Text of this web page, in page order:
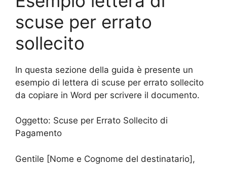
scuse per errato
sollecito
In questa sezione della guida è presente un
esempio di lettera di scuse per errato sollecito
da copiare in Word per scrivere il documento.
Oggetto: Scuse per Errato Sollecito di
Pagamento
Gentile [Nome e Cognome del destinatario],